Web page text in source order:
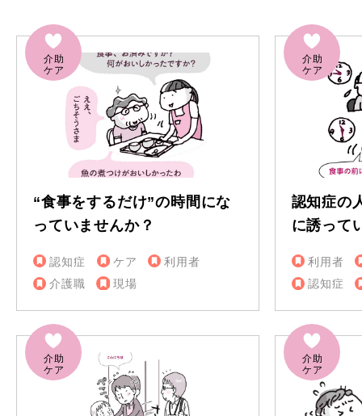
“食事をするだけ”の時間にな
っていませんか？
認知症 ケア
利用者
介護職
現場
認知症の
に誘って
利用者
認知症